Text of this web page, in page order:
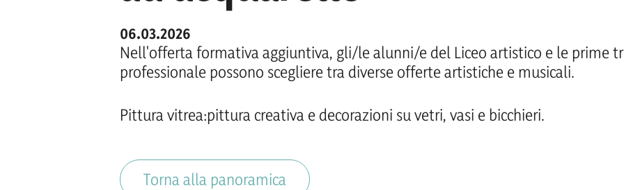
06.03.2026
Nell'offerta formativa aggiuntiva, gli/le alunni/e del Liceo artistico e le prime
professionale possono scegliere tra diverse offerte artistiche e musicali.
Pittura vitrea:pittura creativa e decorazioni su vetri, vasi e bicchieri.
Torna alla panoramica